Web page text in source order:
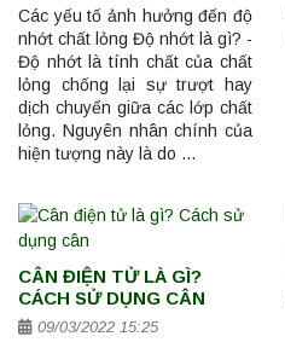
Các yếu tố ảnh hưởng đến độ
nhớt chất lỏng Độ nhớt là gì? -
Độ nhớt là tính chất của chất
lỏng chống lại sự trượt hay
dịch chuyển giữa các lớp chất
lỏng. Nguyên nhân chính của
hiện tượng này là do …
CÂN ĐIỆN TỬ LÀ GÌ?
CÁCH SỬ DỤNG CÂN
09/03/2022 15:25